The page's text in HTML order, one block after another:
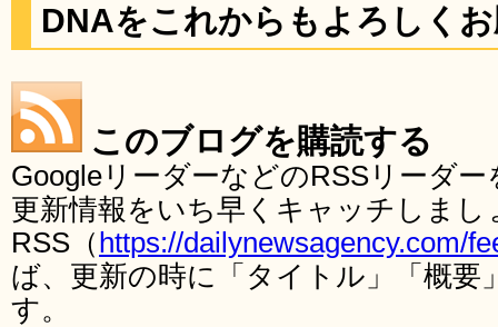
DNAをこれからもよろしく
このブログを購読する
GoogleリーダーなどのRSSリーダ
更新情報をいち早くキャッチしま
RSS（ https://dailynewsagency.com/
ば、更新の時に「タイトル」「概要
す。